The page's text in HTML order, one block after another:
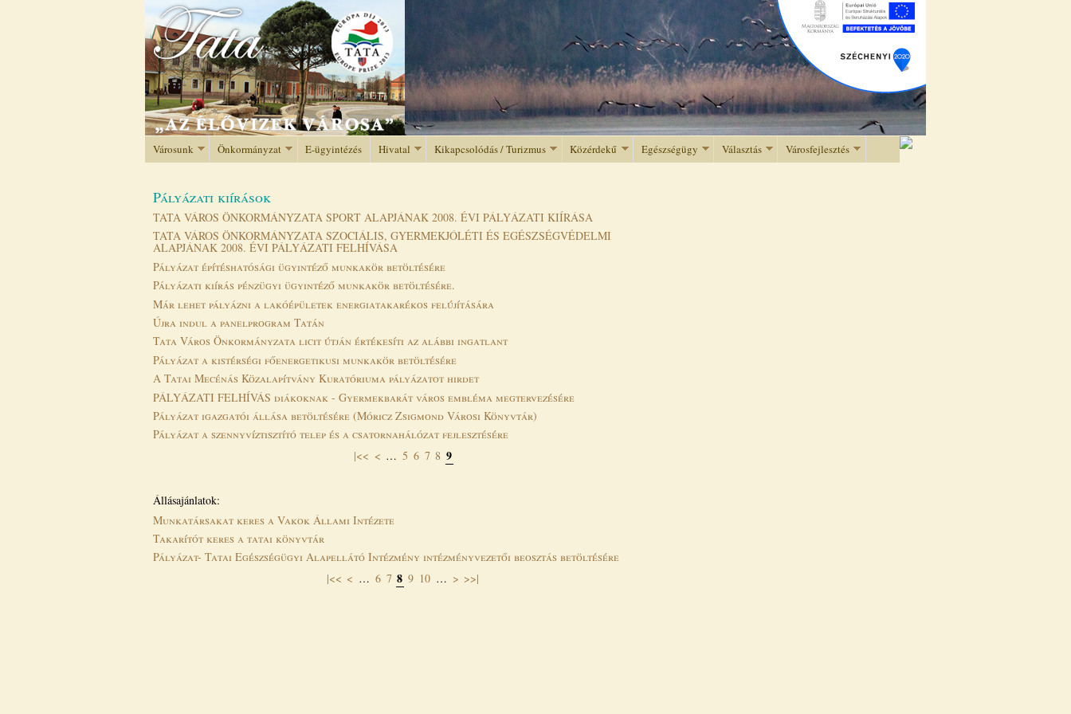
Városunk Önkormányzat E-ügyintézés Hivatal Kikapcsolódás / Turizmus Közérdekű Egészségügy Választás Városfejlesztés
Pályázati kiírások
TATA VÁROS ÖNKORMÁNYZATA SPORT ALAPJÁNAK 2008. ÉVI PÁLYÁZATI KIÍRÁSA
TATA VÁROS ÖNKORMÁNYZATA SZOCIÁLIS, GYERMEKJÓLÉTI ÉS EGÉSZSÉGVÉDELMI
ALAPJÁNAK 2008. ÉVI PÁLYÁZATI FELHÍVÁSA
Pályázat építéshatósági ügyintéző munkakör betöltésére
Pályázati kiírás pénzügyi ügyintéző munkakör betöltésére.
Már lehet pályázni a lakóépületek energiatakarékos felújítására
Újra indul a panelprogram Tatán
Tata Város Önkormányzata licit útján értékesíti az alábbi ingatlant
Pályázat a kistérségi főenergetikusi munkakör betöltésére
A Tatai Mecénás Közalapítvány Kuratóriuma pályázatot hirdet
PÁLYÁZATI FELHÍVÁS diákoknak - Gyermekbarát város embléma megtervezésére
Pályázat igazgatói állása betöltésére (Móricz Zsigmond Városi Könyvtár)
Pályázat a szennyvíztisztító telep és a csatornahálózat fejlesztésére
|<< < … 5 6 7 8 9
Állásajánlatok:
Munkatársakat keres a Vakok Állami Intézete
Takarítót keres a tatai könyvtár
Pályázat- Tatai Egészségügyi Alapellátó Intézmény intézményvezetői beosztás betöltésére
|<< < … 6 7 8 9 10 … > >>|